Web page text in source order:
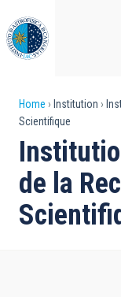
to
main
content
Home Institution
Scientifique
de la